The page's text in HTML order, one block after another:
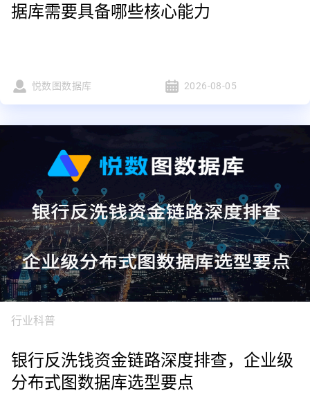
据库需要具备哪些核心能力
悦数图数据库 2026-08-05
行业科普
银行反洗钱资金链路深度排查，企业级
分布式图数据库选型要点